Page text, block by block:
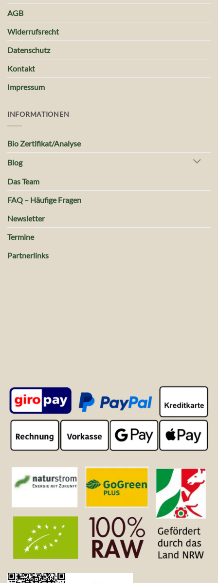
AGB
Widerrufsrecht
Datenschutz
Kontakt
Impressum
INFORMATIONEN
Bio Zertifikat/Analyse
Blog
Das Team
FAQ – Häufige Fragen
Newsletter
Termine
Partnerlinks